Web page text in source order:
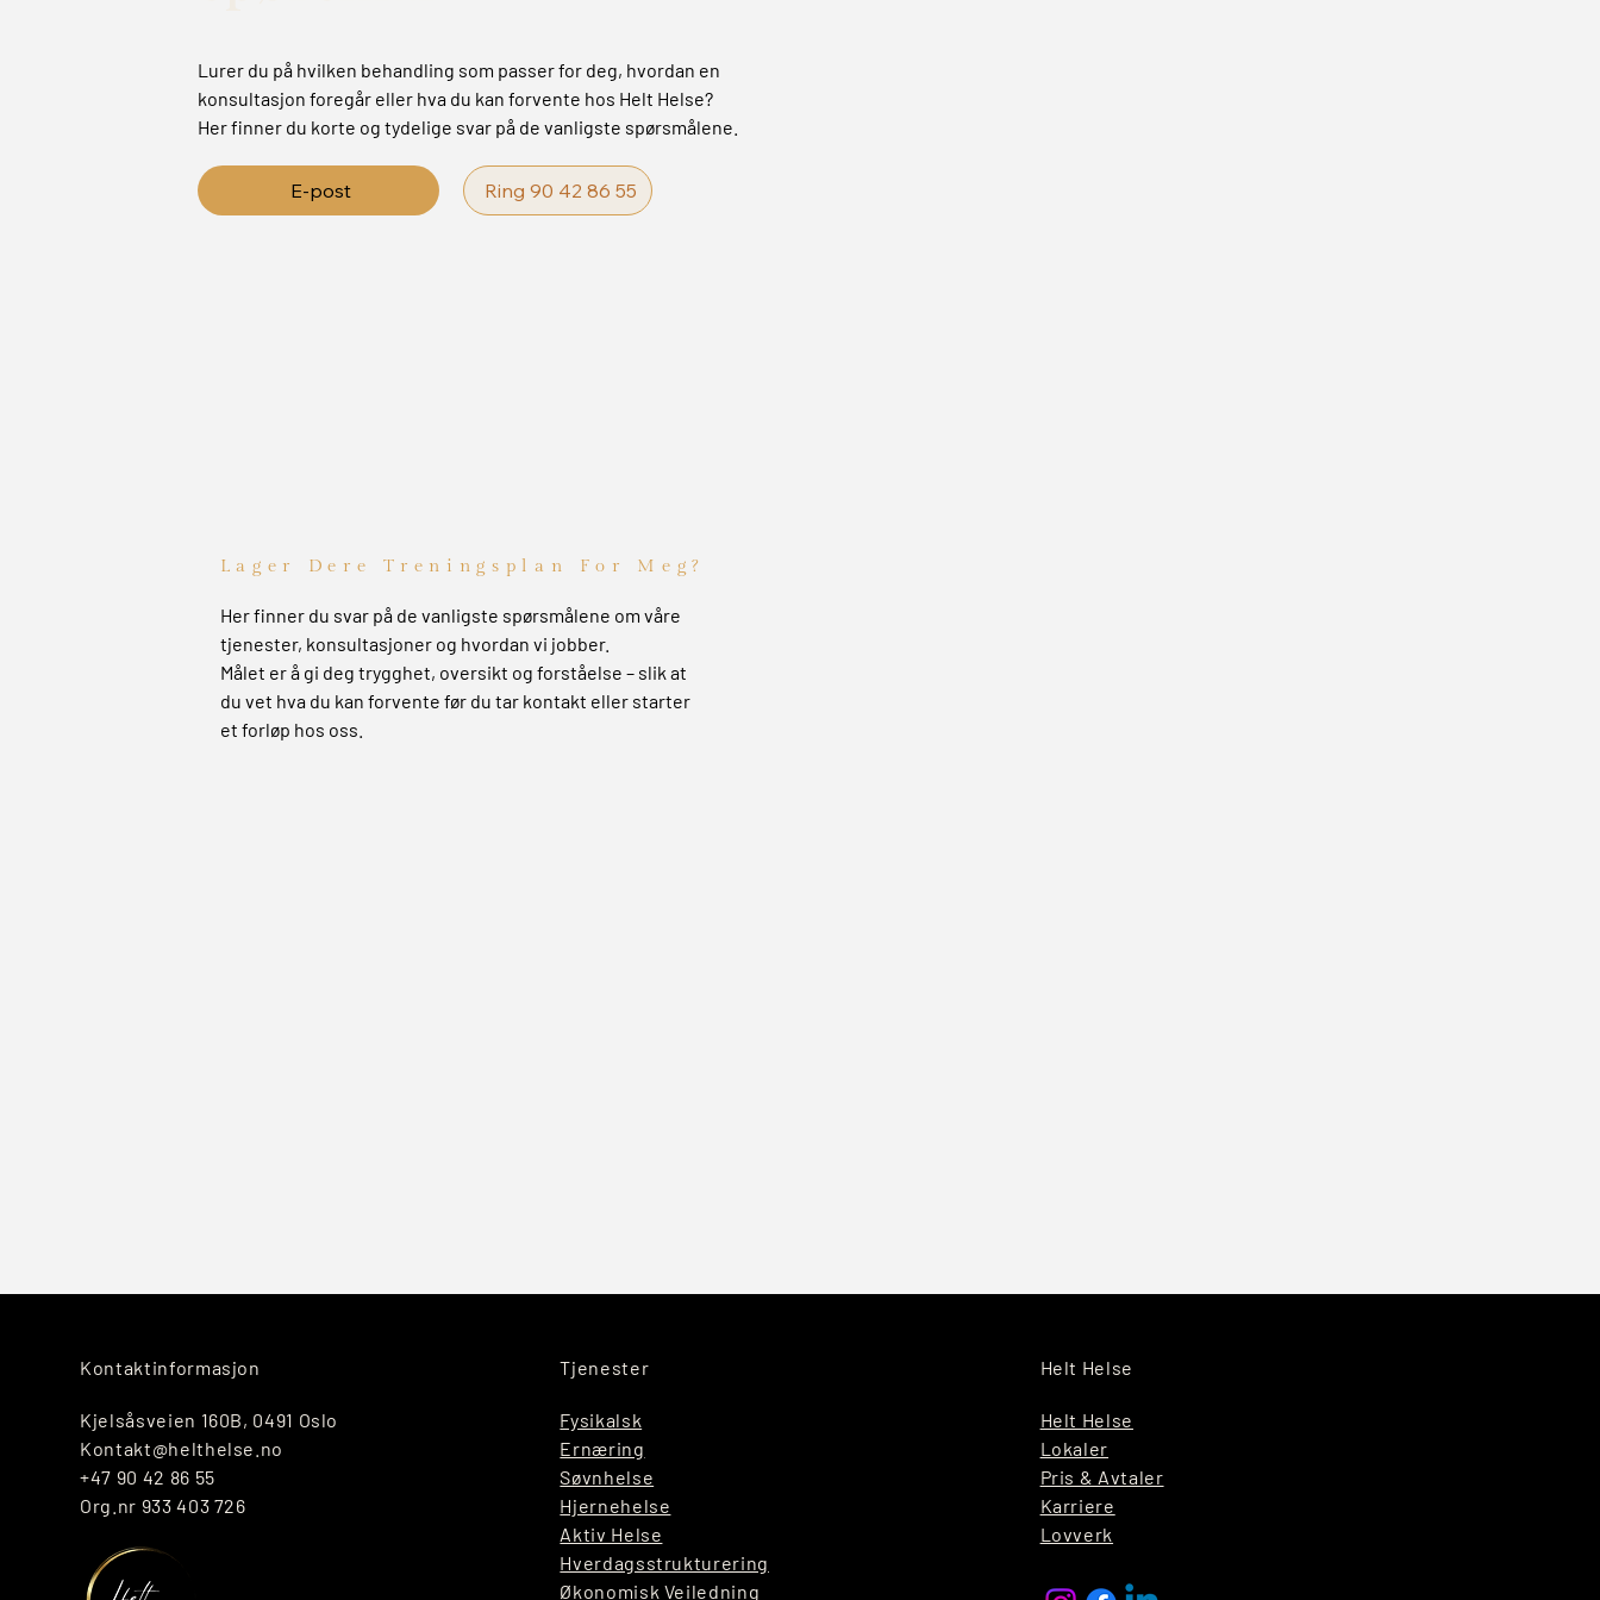
Lurer du på hvilken behandling som passer for deg, hvordan en
konsultasjon foregår eller hva du kan forvente hos Helt Helse?
Her finner du korte og tydelige svar på de vanligste spørsmålene.
E-post Ring 90 42 86 55
Lager Dere Treningsplan For Meg?
Her finner du svar på de vanligste spørsmålene om våre
tjenester, konsultasjoner og hvordan vi jobber.
Målet er å gi deg trygghet, oversikt og forståelse – slik at
du vet hva du kan forvente før du tar kontakt eller starter
et forløp hos oss.
Kontaktinformasjon
Kjelsåsveien 160B, 0491 Oslo
Kontakt@helthelse.no
+47 90 42 86 55
Org.nr 933 403 726
Tjenester
Fysikalsk
Ernæring
Søvnhelse
Hjernehelse
Aktiv Helse
Hverdagsstrukturering
Økonomisk Veiledning
Helt Helse
Helt Helse
Lokaler
Pris & Avtaler
Karriere
Lovverk